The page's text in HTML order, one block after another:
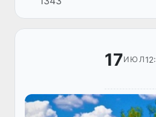
айырым жерлерде 20-22
күшейиўи, шаң-тозаң
17ИЮЛ